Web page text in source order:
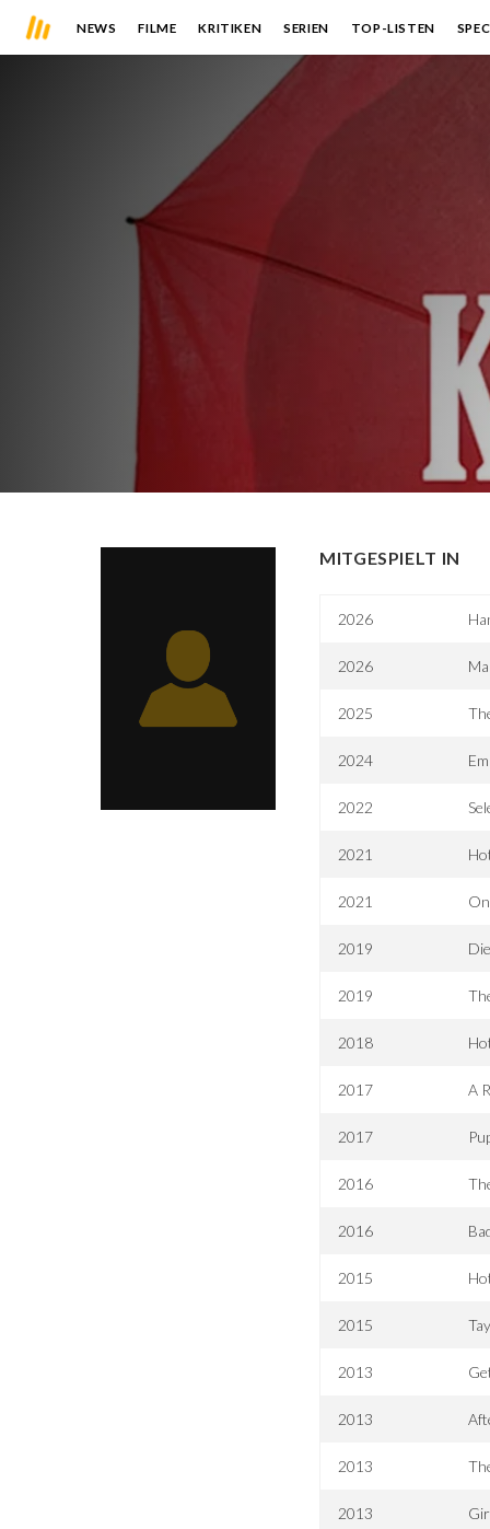
NEWS FILME KRITIKEN SERIEN TOP-LISTEN
MITGESPIELT IN
2026
2026
2025
2024
2022
2021
2021
2019
2019
2018
2017 A
2017
2016
2016
2015
2015
2013
2013
2013
2013